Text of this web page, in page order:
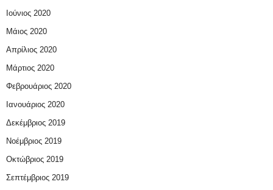
Ιούνιος 2020
Μάιος 2020
Απρίλιος 2020
Μάρτιος 2020
Φεβρουάριος 2020
Ιανουάριος 2020
Δεκέμβριος 2019
Νοέμβριος 2019
Οκτώβριος 2019
Σεπτέμβριος 2019